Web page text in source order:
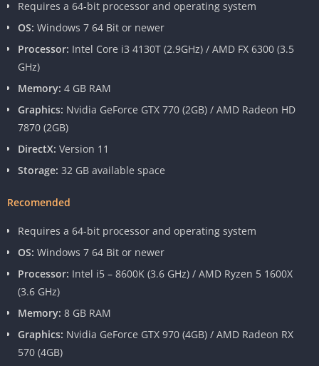
Requires a 64-bit processor and operating system
OS: Windows 7 64 Bit or newer
Processor: Intel Core i3 4130T (2.9GHz) / AMD FX 6300 (3.5
GHz)
Memory: 4 GB RAM
Graphics: Nvidia GeForce GTX 770 (2GB) / AMD Radeon HD
7870 (2GB)
DirectX: Version 11
Storage: 32 GB available space
Recomended
Requires a 64-bit processor and operating system
OS: Windows 7 64 Bit or newer
Processor: Intel i5 – 8600K (3.6 GHz) / AMD Ryzen 5 1600X
(3.6 GHz)
Memory: 8 GB RAM
Graphics: Nvidia GeForce GTX 970 (4GB) / AMD Radeon RX
570 (4GB)